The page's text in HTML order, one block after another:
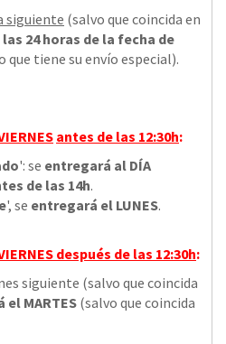
siguiente (salvo que coincida en
24 horas de la fecha de
que tiene su envío especial).
antes de las 12:30h:
': se entregará al DÍA
de las 14h.
', se entregará el LUNES.
después de las 12:30h:
siguiente (salvo que coincida
MARTES (salvo que coincida